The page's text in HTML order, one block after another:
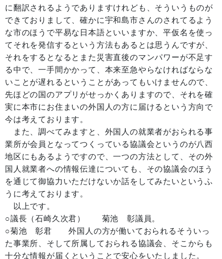
に翻訳されるようでありますけれども、そういうものが
できておりまして、確かに宇和島市さんのされてるよう
な市のほうで平易な日本語といいますか、平仮名を使っ
てそれを発信するという方法もあるとは思うんですが、
それをするとなるとまた災害直後のマンパワーが不足す
る中で、一手間かかって、本来至急やらなければならな
いことが遅れるということがあってもいけませんので、
先ほどの国のアプリがせっかくありますので、それを確
実に本市にお住まいの外国人の方に届けるという方向で
今は考えております。
また、調べてみますと、外国人の就業者がおられる事
業所が会員となってつくっている協議会というのが八西
地区にもあるようですので、一つの方法として、その外
国人就業者への情報伝達についても、その協議会のほう
を通じて御協力いただけないか話をしてみたいというふ
うに考えております。
以上です。
○議長（石崎久次君） 菊池 彰議員。
○菊池 彰君 外国人の方が働いておられるそういっ
た事業所、そして所属しておられる協議会、そこからも
十分な情報が届くということで安心をいたしました。